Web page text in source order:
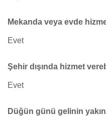
Mekanda veya evde
Evet
Şehir dışında hizmet
Evet
Düğün günü gelinin